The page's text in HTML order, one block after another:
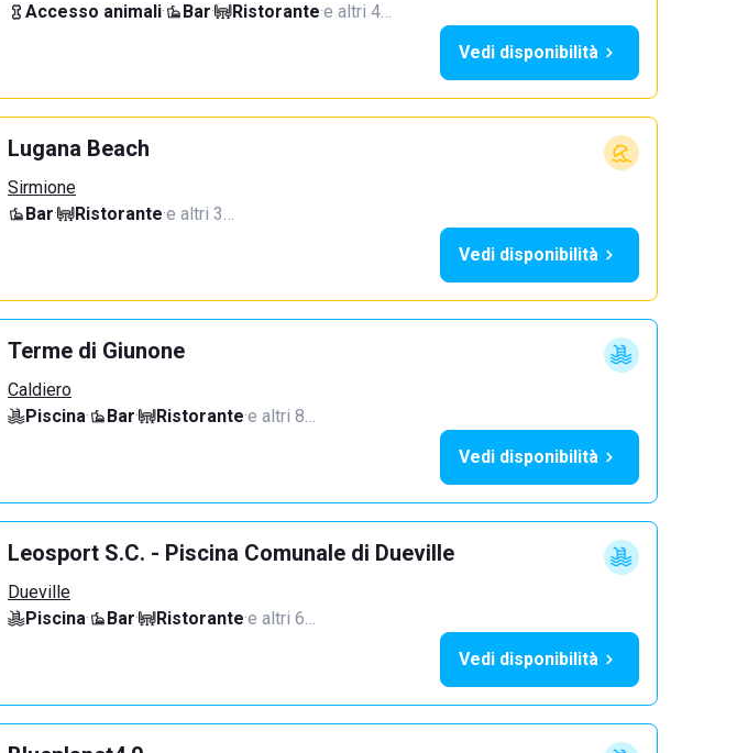
Accesso animali· Bar· Ristorante·e altri 4…
Vedi disponibilità
Lugana Beach
Sirmione
Bar· Ristorante·e altri 3…
Vedi disponibilità
Terme di Giunone
Caldiero
Piscina· Bar· Ristorante·e altri 8…
Vedi disponibilità
Leosport S.C. - Piscina Comunale di Dueville
Dueville
Piscina· Bar· Ristorante·e altri 6…
Vedi disponibilità